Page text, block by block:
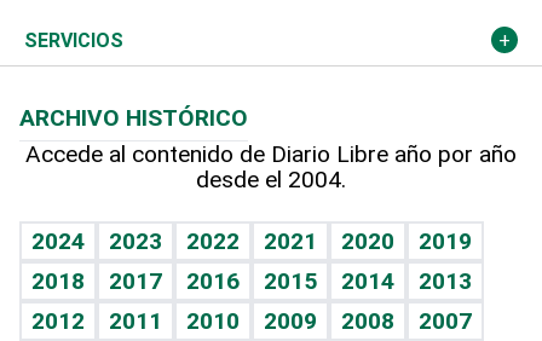
Resto del mundo
Economía personal
Podcast Arte Libre
Hablando con el pediatra
Vida y familia
Eñe
Celebrando la vida
Más deportes
Línea de hit
TBT Deportivo
Columnistas
Más firmas
Cambio climático
Opinión
Hecho en casa
Guía del dinero
SERVICIOS
Cumpleaños
Horóscopos
Crucigramas
ARCHIVO HISTÓRICO
Accede al contenido de Diario Libre año por año
desde el 2004.
2024 2023 2022 2021 2020
2019
2018
2017 2016 2015 2014
2013
2012
2011 2010 2009 2008
2007